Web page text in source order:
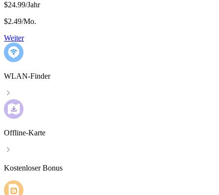
$24.99/Jahr
$2.49/Mo.
Weiter
WLAN-Finder
Offline-Karte
Kostenloser Bonus